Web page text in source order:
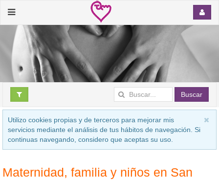
Buscar
Utilizo cookies propias y de terceros para mejorar mis
servicios mediante el análisis de tus hábitos de navegación. Si
continuas navegando, considero que aceptas su uso.
Maternidad, familia y niños en San